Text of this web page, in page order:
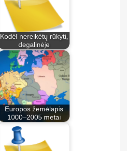
Kodėl nereikėtų rūkyti,
degalinėje
Europos žemėlapis
1000–2005 metai